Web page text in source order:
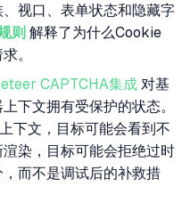
视口、表单状态和隐藏字
则 解释了为什么Cookie
。
CAPTCHA集成 对基
下文拥有受保护的状态。
下文，目标可能会看到不
染，目标可能会拒绝过时
而不是调试后的补救措